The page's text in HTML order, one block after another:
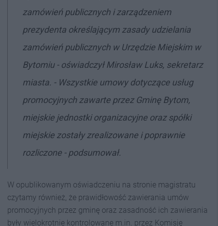
zamówień publicznych i zarządzeniem
prezydenta określającym zasady udzielania
zamówień publicznych w Urzędzie Miejskim w
Bytomiu - oświadczył Mirosław Luks, sekretarz
miasta. - Wszystkie umowy dotyczące usług
promocyjnych zawarte przez Gminę Bytom,
miejskie jednostki organizacyjne oraz spółki
miejskie zostały zrealizowane i poprawnie
rozliczone - podsumował.
W opublikowanym oświadczeniu na stronie magistratu
czytamy również, że prawidłowość zawierania umów
promocyjnych przez gminę oraz zasadność ich zawierania
były wielokrotnie kontrolowane m.in. przez Komisję